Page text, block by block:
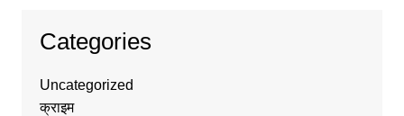
Categories
Uncategorized
क्राइम